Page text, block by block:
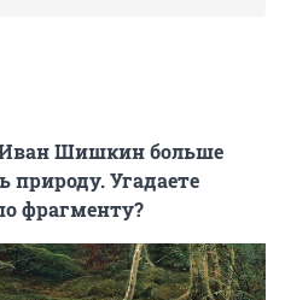
Шишкин больше
природу. Угадаете
фрагменту?